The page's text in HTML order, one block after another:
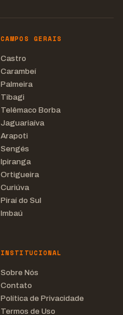
CAMPOS GERAIS
Castro
Carambeí
Palmeira
Tibagi
Telêmaco Borba
Jaguariaíva
Arapoti
Sengés
Ipiranga
Ortigueira
Curiúva
Piraí do Sul
Imbaú
INSTITUCIONAL
Sobre Nós
Contato
Política de Privacidade
Termos de Uso